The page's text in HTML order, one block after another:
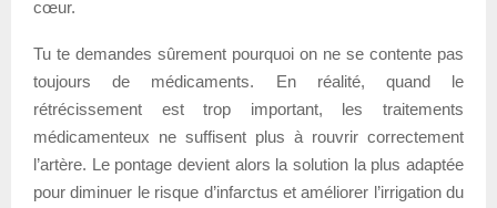
cœur.
Tu te demandes sûrement pourquoi on ne se contente pas
toujours de médicaments. En réalité, quand le
rétrécissement est trop important, les traitements
médicamenteux ne suffisent plus à rouvrir correctement
l’artère. Le pontage devient alors la solution la plus adaptée
pour diminuer le risque d’infarctus et améliorer l’irrigation du